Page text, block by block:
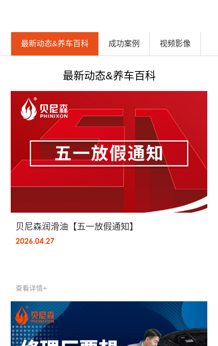
最新动态&养车百科 成功案例 视频影像
最新动态&养车百科
贝尼森润滑油【五一放假通知】
2026.04.27
查看详情+